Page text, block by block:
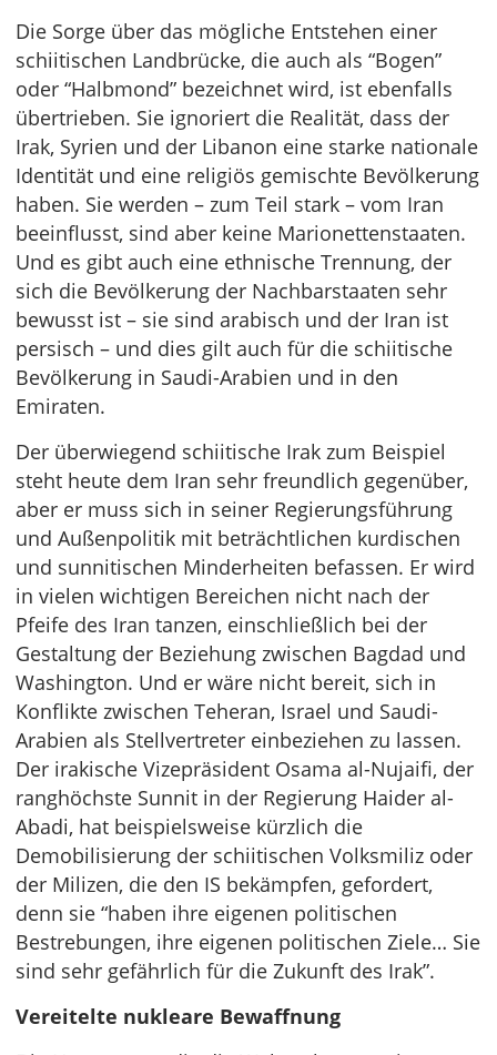
Die Sorge über das mögliche Entstehen einer
schiitischen Landbrücke, die auch als “Bogen”
oder “Halbmond” bezeichnet wird, ist ebenfalls
übertrieben. Sie ignoriert die Realität, dass der
Irak, Syrien und der Libanon eine starke nationale
Identität und eine religiös gemischte Bevölkerung
haben. Sie werden – zum Teil stark – vom Iran
beeinflusst, sind aber keine Marionettenstaaten.
Und es gibt auch eine ethnische Trennung, der
sich die Bevölkerung der Nachbarstaaten sehr
bewusst ist – sie sind arabisch und der Iran ist
persisch – und dies gilt auch für die schiitische
Bevölkerung in Saudi-Arabien und in den
Emiraten.
Der überwiegend schiitische Irak zum Beispiel
steht heute dem Iran sehr freundlich gegenüber,
aber er muss sich in seiner Regierungsführung
und Außenpolitik mit beträchtlichen kurdischen
und sunnitischen Minderheiten befassen. Er wird
in vielen wichtigen Bereichen nicht nach der
Pfeife des Iran tanzen, einschließlich bei der
Gestaltung der Beziehung zwischen Bagdad und
Washington. Und er wäre nicht bereit, sich in
Konflikte zwischen Teheran, Israel und Saudi-
Arabien als Stellvertreter einbeziehen zu lassen.
Der irakische Vizepräsident Osama al-Nujaifi, der
ranghöchste Sunnit in der Regierung Haider al-
Abadi, hat beispielsweise kürzlich die
Demobilisierung der schiitischen Volksmiliz oder
der Milizen, die den IS bekämpfen, gefordert,
denn sie “haben ihre eigenen politischen
Bestrebungen, ihre eigenen politischen Ziele… Sie
sind sehr gefährlich für die Zukunft des Irak”.
Vereitelte nukleare Bewaffnung